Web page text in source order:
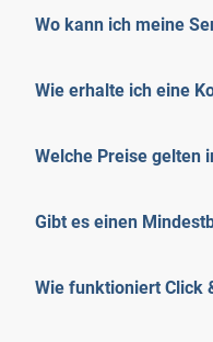
Wo kann ich meine
Wie erhalte ich eine
Welche Preise gelten
Gibt es einen
Wie funktioniert Click